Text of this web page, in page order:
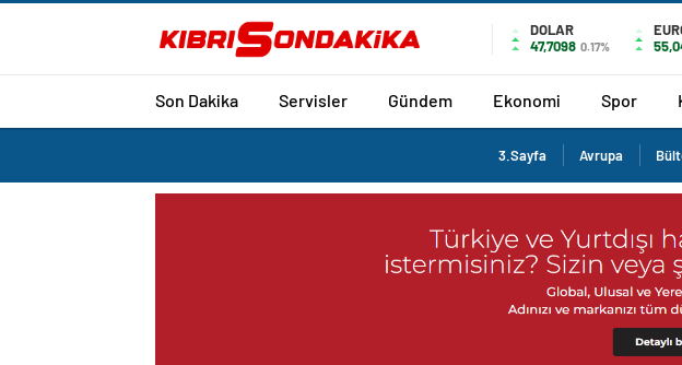
DOLAR
47,7098 0.17%
Son Dakika Servisler Gündem Ekonomi Spor
3.Sayfa Avrupa